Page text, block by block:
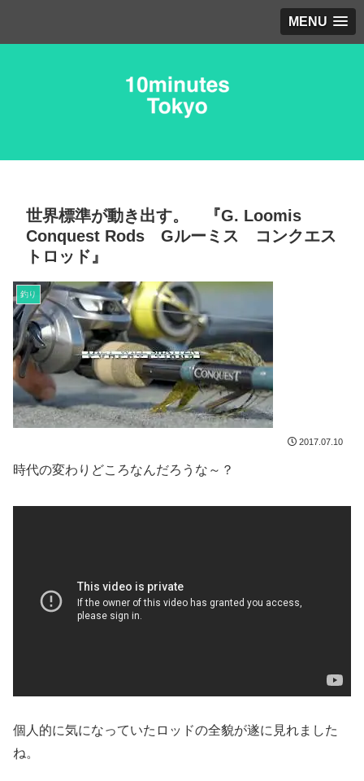
MENU
世界標準が動き出す。 『G. Loomis
Conquest Rods Gルーミス コンクエス
トロッド』
釣り
2017.07.10
時代の変わりどころなんだろうな～？
個人的に気になっていたロッドの全貌が遂に見れました
ね。